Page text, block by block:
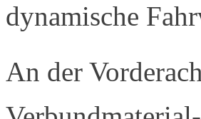
dynamische
An der